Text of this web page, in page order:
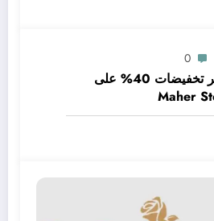
0
كود خصم متجر ماهر تخفيضات 40% على